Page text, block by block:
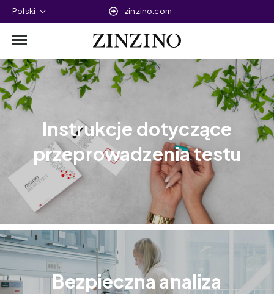
Polski zinzino.com
Instrukcje dotyczące
przeprowadzenia testu
Bezpieczna analiza